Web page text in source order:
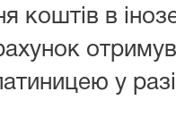
коштів в
у